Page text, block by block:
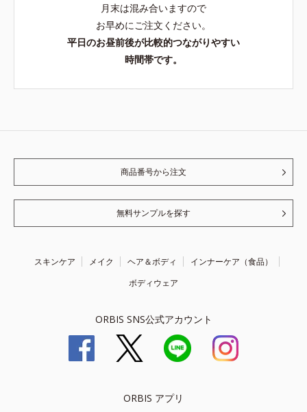
月末は混み合いますので
お早めにご注文ください。
平日のお昼前後が比較的つながりやすい
時間帯です。
商品番号から注文
無料サンプルを探す
スキンケア メイク ヘア＆ボディ
インナーケア（食品）
ボディウェア
ORBIS SNS公式アカウント
ORBIS アプリ